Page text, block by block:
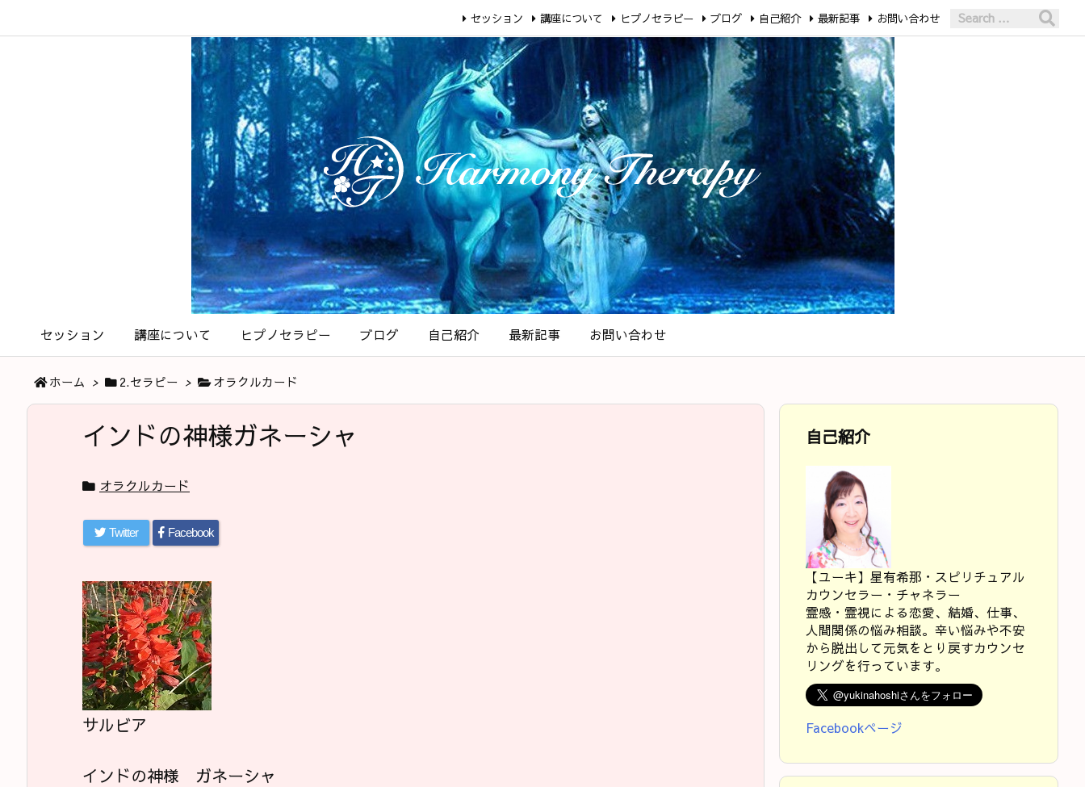
セッション 講座について ヒプノセラピー ブログ 自己紹介 最新記事 お問い合わせ
セッション 講座について ヒプノセラピー ブログ 自己紹介 最新記事 お問い合わせ
ホーム > 2.セラピー > オラクルカード
インドの神様ガネーシャ
オラクルカード
Twitter Facebook
サルビア
インドの神様 ガネーシャ
自己紹介
【ユーキ】星有希那・スピリチュアル
カウンセラー・チャネラー
霊感・霊視による恋愛、結婚、仕事、
人間関係の悩み相談。辛い悩みや不安
から脱出して元気をとり戻すカウンセ
リングを行っています。
Facebookページ